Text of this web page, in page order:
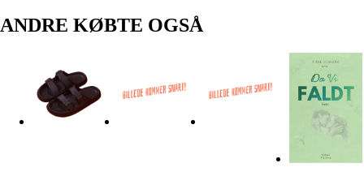
ANDRE KØBTE OGSÅ